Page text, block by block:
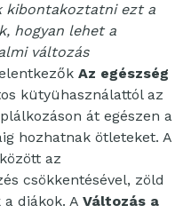
kibontakoztatni ezt a
hogyan lehet a
változás
Az egészség
kütyühasználattól az
át egészen a
hozhatnak ötleteket. A
között az
csökkentésével, zöld
diákok. A Változás a